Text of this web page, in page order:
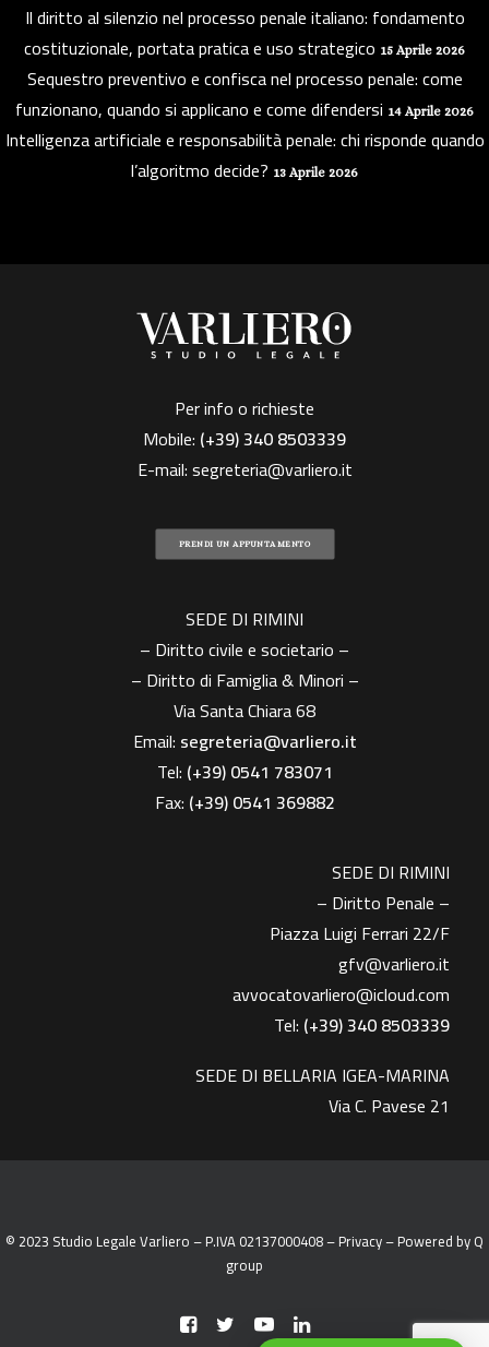
Il diritto al silenzio nel processo penale italiano: fondamento
costituzionale, portata pratica e uso strategico 15 Aprile 2026
Sequestro preventivo e confisca nel processo penale: come
funzionano, quando si applicano e come difendersi 14 Aprile 2026
Intelligenza artificiale e responsabilità penale: chi risponde quando
l’algoritmo decide? 13 Aprile 2026
Per info o richieste
Mobile: (+39)340 8503339
E-mail:segreteria@varliero.it
PRENDI UN APPUNTAMENTO
SEDE DI RIMINI
– Diritto civile e societario –
– Diritto di Famiglia & Minori –
Via Santa Chiara 68
Email: segreteria@varliero.it
Tel: (+39) 0541 783071
Fax: (+39)0541 369882
SEDE DI RIMINI
– Diritto Penale –
Piazza Luigi Ferrari 22/F
gfv@varliero.it
avvocatovarliero@icloud.com
Tel: (+39) 340 8503339
SEDE DI BELLARIA IGEA-MARINA
Via C. Pavese 21
© 2023 Studio Legale Varliero – P.IVA 02137000408 –Privacy– Powered byQ
group